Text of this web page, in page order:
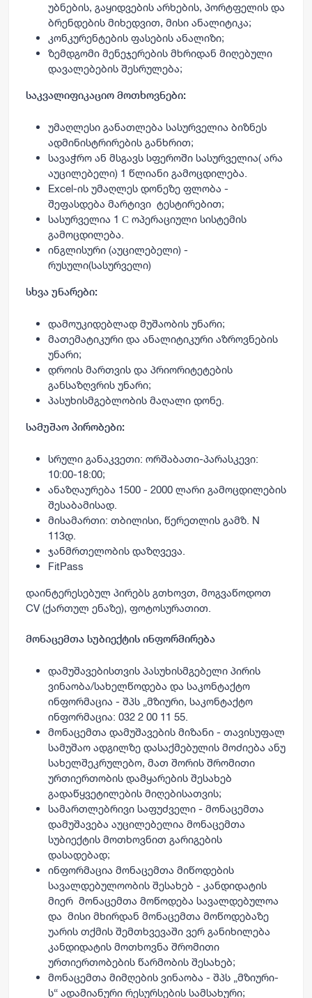
უბნების, გაყიდვების არხების, პორტფელის და
ბრენდების მიხედვით, მისი ანალიტიკა;
კონკურენტების ფასების ანალიზი;
ზემდგომი მენეჯერების მხრიდან მიღებული
დავალებების შესრულება;
საკვალიფიკაციო მოთხოვნები:
უმაღლესი განათლება სასურველია ბიზნეს
ადმინისტრირების განხრით;
სავაჭრო ან მსგავს სფეროში სასურველია( არა
აუცილებელი) 1 წლიანი გამოცდილება.
Excel-ის უმაღლეს დონეზე ფლობა -
შეფასდება მარტივი ტესტირებით;
სასურველია 1 С ოპერაციული სისტემის
გამოცდილება.
ინგლისური (აუცილებელი) -
რუსული(სასურველი)
სხვა უნარები:
დამოუკიდებლად მუშაობის უნარი;
მათემატიკური და ანალიტიკური აზროვნების
უნარი;
დროის მართვის და პრიორიტეტების
განსაზღვრის უნარი;
პასუხისმგებლობის მაღალი დონე.
სამუშაო პირობები:
სრული განაკვეთი: ორშაბათი-პარასკევი:
10:00-18:00;
ანაზღაურება 1500 - 2000 ლარი გამოცდილების
შესაბამისად.
მისამართი: თბილისი, წერეთლის გამზ. N
113დ.
ჯანმრთელობის დაზღვევა.
FitPass
დაინტერესებულ პირებს გთხოვთ, მოგვაწოდოთ
CV (ქართულ ენაზე), ფოტოსურათით.
მონაცემთა სუბიექტის ინფორმირება
დამუშავებისთვის პასუხისმგებელი პირის
ვინაობა/სახელწოდება და საკონტაქტო
ინფორმაცია - შპს „მზიური, საკონტაქტო
ინფორმაცია: 032 2 00 11 55.
მონაცემთა დამუშავების მიზანი - თავისუფალ
სამუშაო ადგილზე დასაქმებულის მოძიება ანუ
სახელშეკრულებო, მათ შორის შრომითი
ურთიერთობის დამყარების შესახებ
გადაწყვეტილების მიღებისათვის;
სამართლებრივი საფუძველი - მონაცემთა
დამუშავება აუცილებელია მონაცემთა
სუბიექტის მოთხოვნით გარიგების
დასადებად;
ინფორმაცია მონაცემთა მიწოდების
სავალდებულოობის შესახებ - კანდიდატის
მიერ მონაცემთა მოწოდება სავალდებულოა
და მისი მხირდან მონაცემთა მოწოდებაზე
უარის თქმის შემთხვევაში ვერ განიხილება
კანდიდატის მოთხოვნა შრომითი
ურთიერთობების წარმობის შესახებ;
მონაცემთა მიმღების ვინაობა - შპს „მზიური-
ს“ ადამიანური რესურსების სამსახური;